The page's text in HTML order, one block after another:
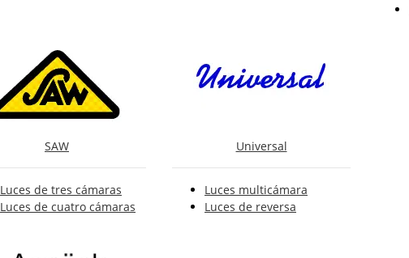
SAW
Luces de tres cámaras
Luces de cuatro cámaras
Universal
Luces multicámara
Luces de reversa